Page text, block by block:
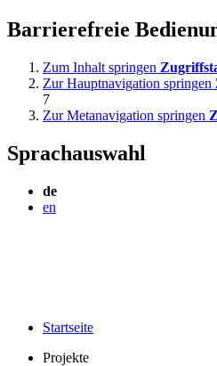
Barrierefreie
Zum Inhalt springen
Zur Hauptnavigation springen
7
Zur Metanavigation springen
Sprachauswahl
de
en
Startseite
Projekte